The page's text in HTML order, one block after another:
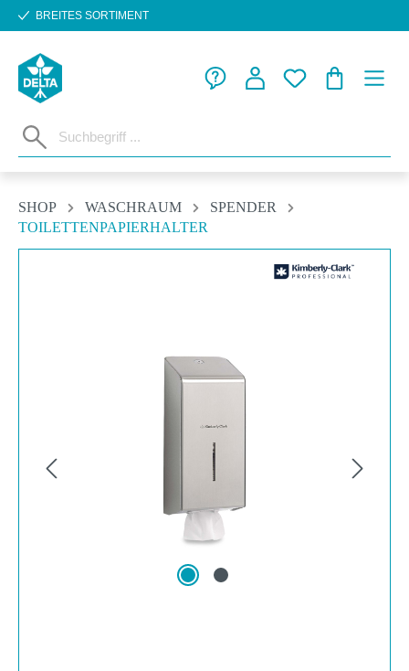
Zum Hauptinhalt springen
BREITES SORTIMENT
SHOP WASCHRAUM
SPENDER
TOILETTENPAPIERHALTER